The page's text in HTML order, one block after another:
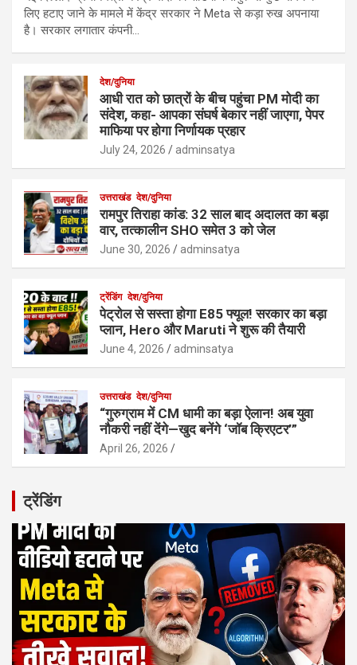
लिए हटाए जाने के मामले में केंद्र सरकार ने Meta से कड़ा रुख अपनाया
है। सरकार लगातार कंपनी…
देश/दुनिया
आधी रात को छात्रों के बीच पहुंचा PM मोदी का
संदेश, कहा- आपका संघर्ष बेकार नहीं जाएगा, पेपर
माफिया पर होगा निर्णायक प्रहार
July 24, 2026 adminsatya
उत्तराखंड देश/दुनिया
रामपुर तिराहा कांड: 32 साल बाद अदालत का बड़ा
वार, तत्कालीन SHO समेत 3 को जेल
June 30, 2026 adminsatya
ट्रेंडिंग देश/दुनिया
पेट्रोल से सस्ता होगा E85 फ्यूल! सरकार का बड़ा
प्लान, Hero और Maruti ने शुरू की तैयारी
June 4, 2026 adminsatya
उत्तराखंड देश/दुनिया
“गुरुग्राम में CM धामी का बड़ा ऐलान! अब युवा
नौकरी नहीं देंगे—खुद बनेंगे ‘जॉब क्रिएटर’”
April 26, 2026
ट्रेंडिंग